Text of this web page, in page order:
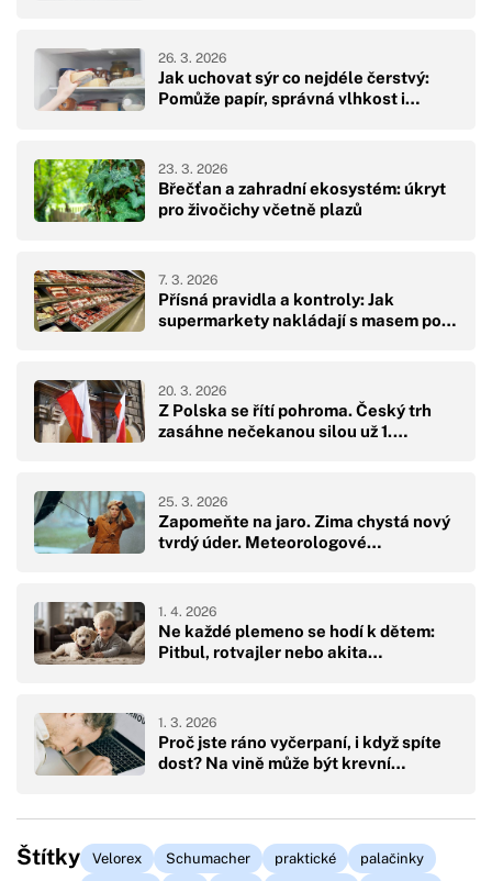
Jak uchovat sýr co nejdéle čerstvý:
Pomůže papír, správná vlhkost i…
26. 3. 2026
Břečťan a zahradní ekosystém: úkryt
pro živočichy včetně plazů
23. 3. 2026
Přísná pravidla a kontroly: Jak
supermarkety nakládají s masem po…
7. 3. 2026
Z Polska se řítí pohroma. Český trh
zasáhne nečekanou silou už 1.…
20. 3. 2026
Zapomeňte na jaro. Zima chystá nový
tvrdý úder. Meteorologové…
25. 3. 2026
Ne každé plemeno se hodí k dětem:
Pitbul, rotvajler nebo akita…
1. 4. 2026
Proč jste ráno vyčerpaní, i když spíte
dost? Na vině může být krevní…
1. 3. 2026
Štítky Velorex Schumacher praktické
palačinky